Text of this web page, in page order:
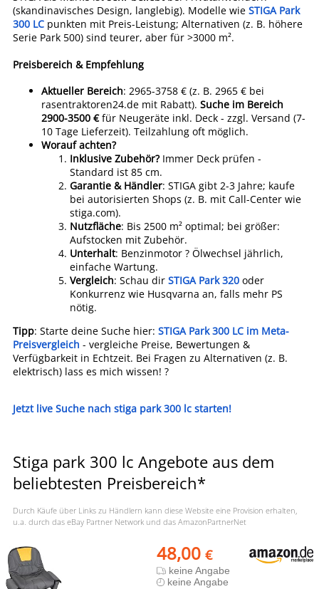
(skandinavisches Design, langlebig). Modelle wie STIGA Park
300 LC punkten mit Preis-Leistung; Alternativen (z. B. höhere
Serie Park 500) sind teurer, aber für >3000 m².
Preisbereich & Empfehlung
Aktueller Bereich: 2965-3758 € (z. B. 2965 € bei
rasentraktoren24.de mit Rabatt). Suche im Bereich
2900-3500 €für Neugeräte inkl. Deck - zzgl. Versand (7-
10 Tage Lieferzeit). Teilzahlung oft möglich.
Worauf achten?
Inklusive Zubehör?Immer Deck prüfen -
Standard ist 85 cm.
Garantie & Händler: STIGA gibt 2-3 Jahre; kaufe
bei autorisierten Shops (z. B. mit Call-Center wie
stiga.com).
Nutzfläche: Bis 2500 m² optimal; bei größer:
Aufstocken mit Zubehör.
Unterhalt: Benzinmotor ? Ölwechsel jährlich,
einfache Wartung.
Vergleich: Schau dir STIGA Park 320 oder
Konkurrenz wie Husqvarna an, falls mehr PS
nötig.
Tipp: Starte deine Suche hier: STIGA Park 300 LC im Meta-
Preisvergleich - vergleiche Preise, Bewertungen &
Verfügbarkeit in Echtzeit. Bei Fragen zu Alternativen (z. B.
elektrisch) lass es mich wissen! ?
Jetzt live Suche nach stiga park 300 lc starten!
Stiga park 300 lc Angebote aus dem
beliebtesten Preisbereich*
Durch Käufe über Links zu Händlern kann diese Website eine Provision erhalten,
u.a. durch das eBay Partner Network und das AmazonPartnerNet
48,00 €
keine Angabe
keine Angabe